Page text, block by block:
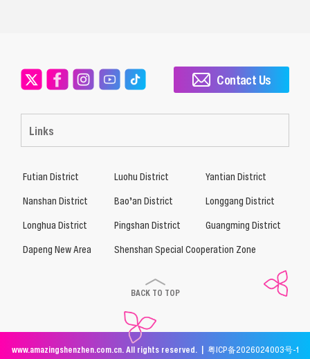
Links
Contact Us
Futian District Luohu District
Yantian District
Nanshan District
Bao’an District
Longgang District
Longhua District
Pingshan District
Guangming District
Dapeng New Area
Shenshan Special Cooperation Zone
BACK TO TOP
www.amazingshenzhen.com.cn. All rights reserved. | 粤ICP备2026024003号-1